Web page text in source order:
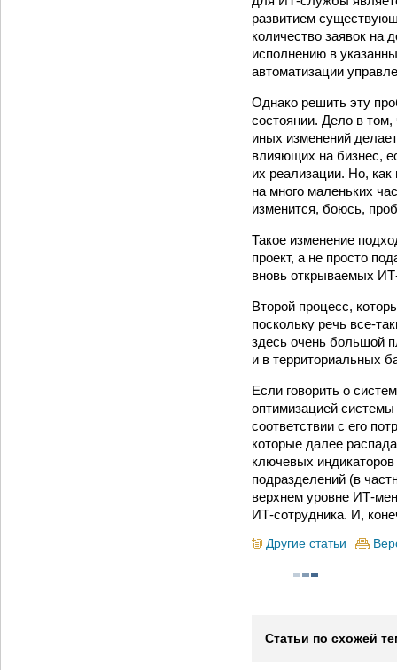
развитием
количество заявок на
исполнению в
автоматизации
Однако решить эту
состоянии. Дело в
иных изменений
влияющих на бизнес,
их реализации. Но,
на много маленьких
изменится, боюсь,
Такое изменение
проект, а не просто
вновь открываемых
Второй процесс,
поскольку речь все-
здесь очень большой
и в территориальных
Если говорить о
оптимизацией
соответствии с его
которые далее
ключевых
подразделений (в
верхнем уровне ИТ-
ИТ-сотрудника. И,
Другие статьи
Статьи по схожей